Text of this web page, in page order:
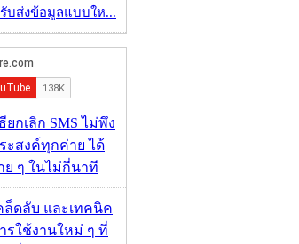
บส่งข้อมูลแบบให...
ยกเลิก SMS ไม่พึง
ะสงค์ทุกค่าย ได้
ย ๆ ในไม่กี่นาที
ล็ดลับ และเทคนิค
รใช้งานใหม่ ๆ ที่